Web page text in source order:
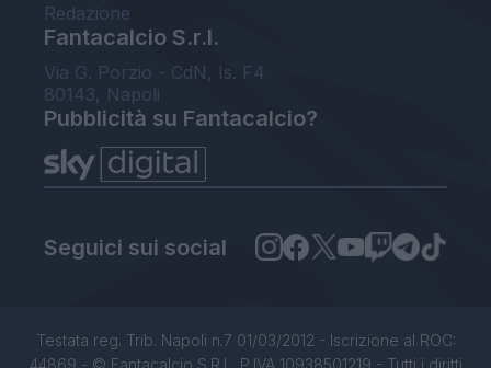
Redazione
Fantacalcio S.r.l.
Via G. Porzio - CdN, Is. F4
80143, Napoli
Pubblicità su Fantacalcio?
Seguici sui social
Testata reg. Trib. Napoli n.7 01/03/2012 - Iscrizione al ROC:
44869 - © Fantacalcio S.R.L. P.IVA 10938501219 - Tutti i diritti